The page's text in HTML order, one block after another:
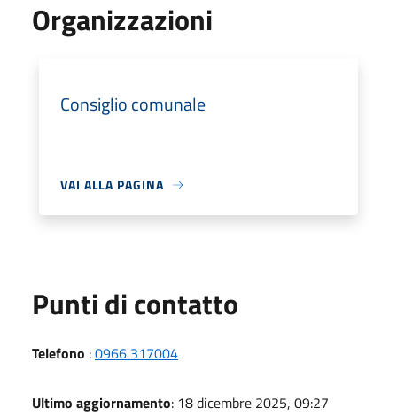
Organizzazioni
Consiglio comunale
VAI ALLA PAGINA
Punti di contatto
Telefono :0966 317004
Ultimo aggiornamento: 18 dicembre 2025, 09:27